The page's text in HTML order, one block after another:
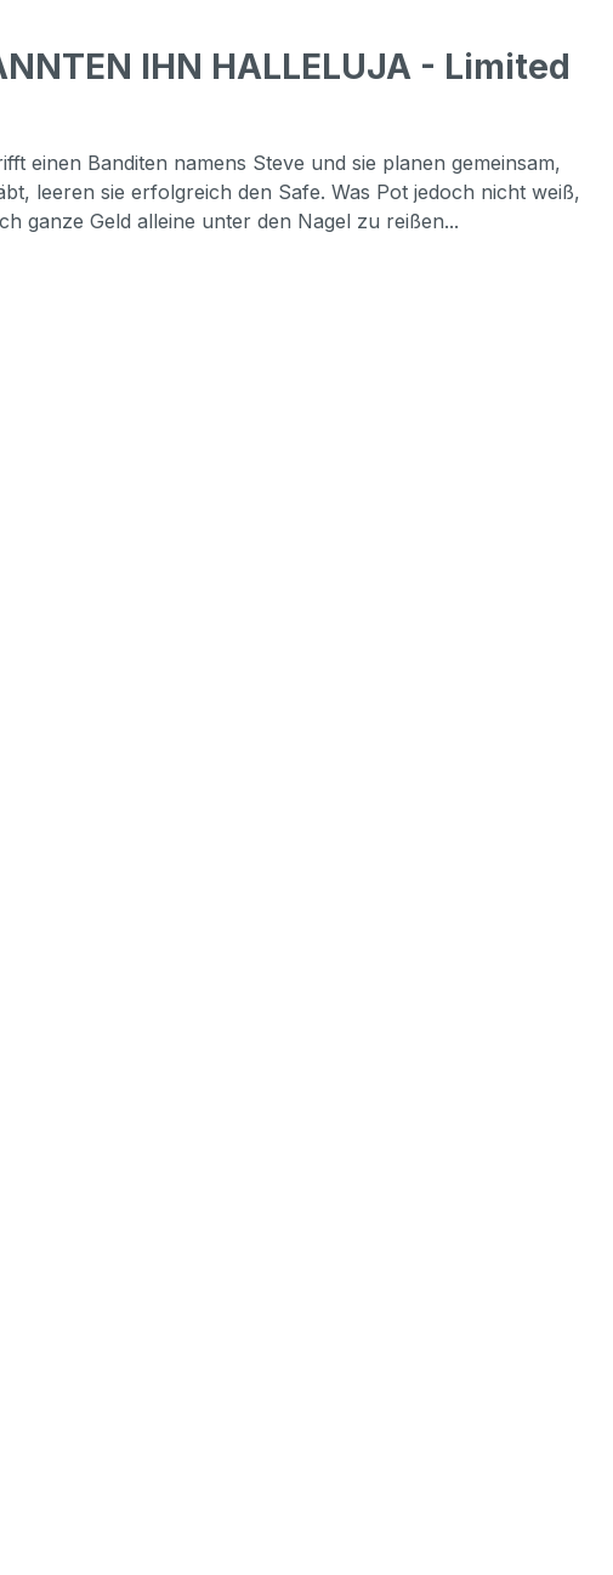
IHN HALLELUJA - Limited
einen Banditen namens Steve und sie planen gemeinsam,
leeren sie erfolgreich den Safe. Was Pot jedoch nicht weiß,
ganze Geld alleine unter den Nagel zu reißen...